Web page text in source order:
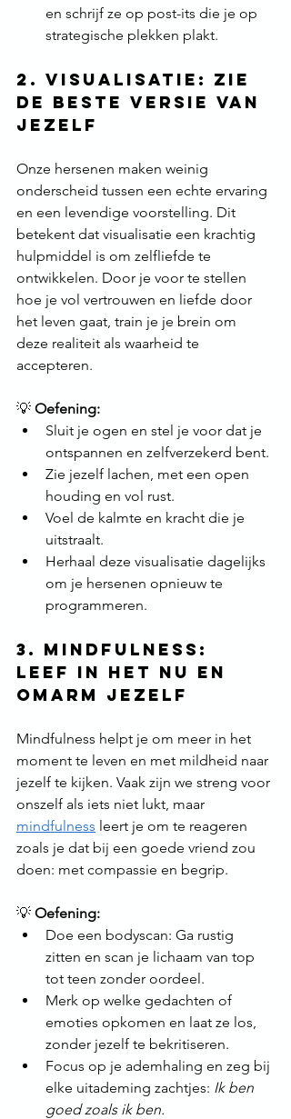
en schrijf ze op post-its die je op
strategische plekken plakt.
2. Visualisatie: Zie
de beste versie van
jezelf
Onze hersenen maken weinig
onderscheid tussen een echte ervaring
en een levendige voorstelling. Dit
betekent dat visualisatie een krachtig
hulpmiddel is om zelfliefde te
ontwikkelen. Door je voor te stellen
hoe je vol vertrouwen en liefde door
het leven gaat, train je je brein om
deze realiteit als waarheid te
accepteren.
💡 Oefening:
Sluit je ogen en stel je voor dat je
ontspannen en zelfverzekerd bent.
Zie jezelf lachen, met een open
houding en vol rust.
Voel de kalmte en kracht die je
uitstraalt.
Herhaal deze visualisatie dagelijks
om je hersenen opnieuw te
programmeren.
3. Mindfulness:
Leef in het nu en
omarm jezelf
Mindfulness helpt je om meer in het
moment te leven en met mildheid naar
jezelf te kijken. Vaak zijn we streng voor
onszelf als iets niet lukt, maar
mindfulness leert je om te reageren
zoals je dat bij een goede vriend zou
doen: met compassie en begrip.
💡 Oefening:
Doe een bodyscan: Ga rustig
zitten en scan je lichaam van top
tot teen zonder oordeel.
Merk op welke gedachten of
emoties opkomen en laat ze los,
zonder jezelf te bekritiseren.
Focus op je ademhaling en zeg bij
elke uitademing zachtjes: Ik ben
goed zoals ik ben.